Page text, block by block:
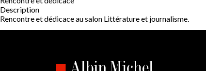
Description
Rencontre et dédicace au salon Littérature et journalisme.